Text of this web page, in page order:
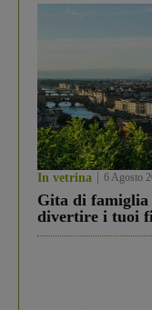
In vetrina 6 Agosto
Gita di famiglia
divertire i tuoi